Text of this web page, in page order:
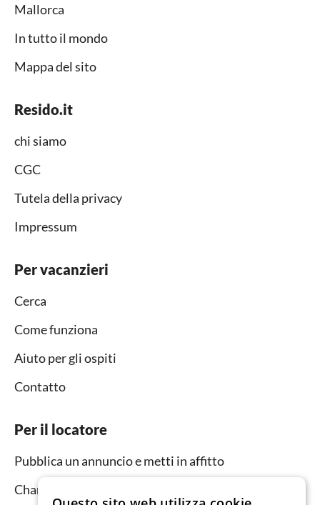
Mallorca
In tutto il mondo
Mappa del sito
Resido.it
chi siamo
CGC
Tutela della privacy
Impressum
Per vacanzieri
Cerca
Come funziona
Aiuto per gli ospiti
Contatto
Per il locatore
Pubblica un annuncio e metti in affitto
Channel Manager